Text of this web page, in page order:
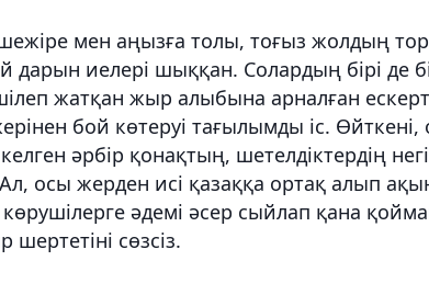
мен аңызға толы, тоғыз жолдың
дарын иелері шыққан. Солардың бірі де
жатқан жыр алыбына арналған
бой көтеруі тағылымды іс. Өйткені,
әрбір қонақтың, шетелдіктердің
осы жерден исі қазаққа ортақ алып
әдемі әсер сыйлап қана
шертетіні сөзсіз.